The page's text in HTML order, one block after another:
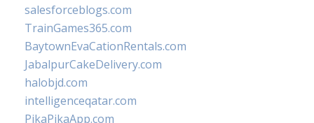
salesforceblogs.com
TrainGames365.com
BaytownEvaCationRentals.com
JabalpurCakeDelivery.com
halobjd.com
intelligenceqatar.com
PikaPikaApp.com